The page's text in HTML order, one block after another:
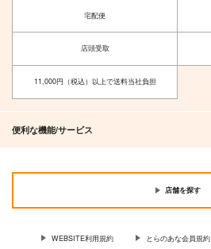
宅配便
店頭受取
11,000円（税込）以上で送料当社負担
便利な機能/サービス
店舗を探す
WEBSITE利用規約 とらのあな会員規約